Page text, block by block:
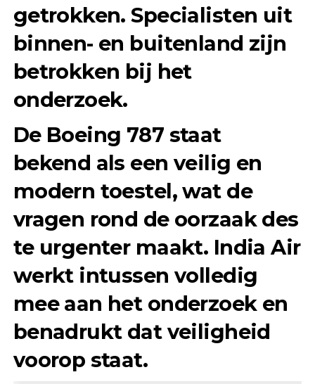
getrokken. Specialisten uit
binnen- en buitenland zijn
betrokken bij het
onderzoek.
De Boeing 787 staat
bekend als een veilig en
modern toestel, wat de
vragen rond de oorzaak des
te urgenter maakt. India Air
werkt intussen volledig
mee aan het onderzoek en
benadrukt dat veiligheid
voorop staat.